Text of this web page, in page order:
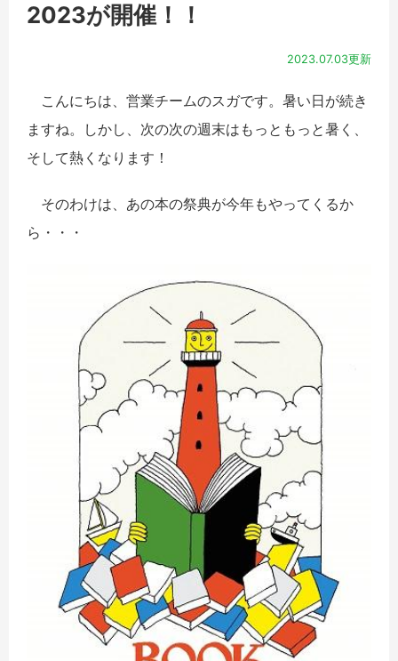
2023が開催！！
2023.07.03更新
こんにちは、営業チームのスガです。暑い日が続き
ますね。しかし、次の次の週末はもっともっと暑く、
そして熱くなります！
そのわけは、あの本の祭典が今年もやってくるか
ら・・・